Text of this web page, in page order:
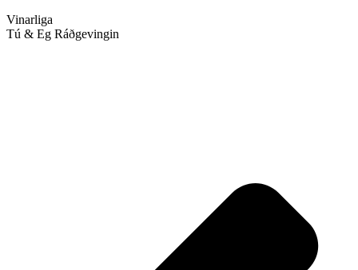
Vinarliga
Tú & Eg Ráðgevingin